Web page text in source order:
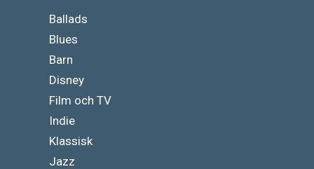
Ballads
Blues
Barn
Disney
Film och TV
Indie
Klassisk
Jazz